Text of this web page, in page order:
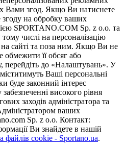
Вами згод. Якщо Ви натиснете
на обробку ваших
SPORTANO.COM Sp. z o.o. та
числі на персоналізацію
сайті та поза ним. Якщо Ви не
обмежити її обсяг або
перейдіть до «Налаштувань». У
Ваші персональні
буде законний інтерес
високого рівня
заходів адміністратора та
ваших
Sp. z o.o. Контакт:
Ви знайдете в нашій
файлів cookie - Sportano.ua.